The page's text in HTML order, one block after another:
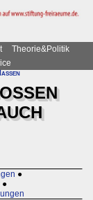
Theorie&Politik
●
●